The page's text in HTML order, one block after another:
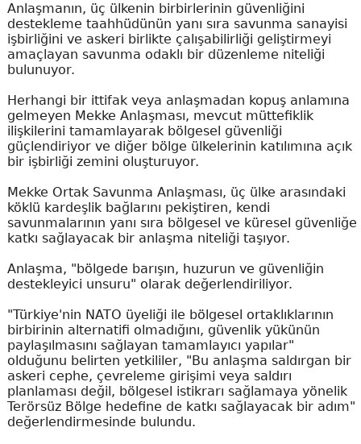
Anlaşmanın, üç ülkenin birbirlerinin güvenliğini
destekleme taahhüdünün yanı sıra savunma sanayisi
işbirliğini ve askeri birlikte çalışabilirliği geliştirmeyi
amaçlayan savunma odaklı bir düzenleme niteliği
bulunuyor.
Herhangi bir ittifak veya anlaşmadan kopuş anlamına
gelmeyen Mekke Anlaşması, mevcut müttefiklik
ilişkilerini tamamlayarak bölgesel güvenliği
güçlendiriyor ve diğer bölge ülkelerinin katılımına açık
bir işbirliği zemini oluşturuyor.
Mekke Ortak Savunma Anlaşması, üç ülke arasındaki
köklü kardeşlik bağlarını pekiştiren, kendi
savunmalarının yanı sıra bölgesel ve küresel güvenliğe
katkı sağlayacak bir anlaşma niteliği taşıyor.
Anlaşma, "bölgede barışın, huzurun ve güvenliğin
destekleyici unsuru" olarak değerlendiriliyor.
"Türkiye'nin NATO üyeliği ile bölgesel ortaklıklarının
birbirinin alternatifi olmadığını, güvenlik yükünün
paylaşılmasını sağlayan tamamlayıcı yapılar"
olduğunu belirten yetkililer, "Bu anlaşma saldırgan bir
askeri cephe, çevreleme girişimi veya saldırı
planlaması değil, bölgesel istikrarı sağlamaya yönelik
Terörsüz Bölge hedefine de katkı sağlayacak bir adım"
değerlendirmesinde bulundu.